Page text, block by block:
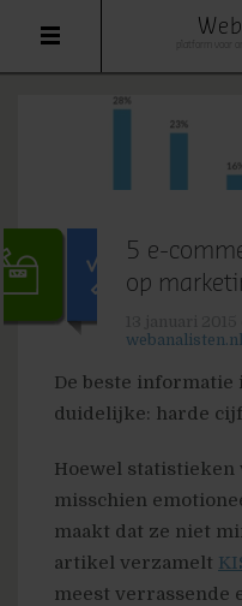
5 e-
op
webanalisten.nl
De beste informatie
duidelijke: harde
Hoewel statistieken
misschien
maakt dat ze niet
artikel verzamelt
meest verrassende